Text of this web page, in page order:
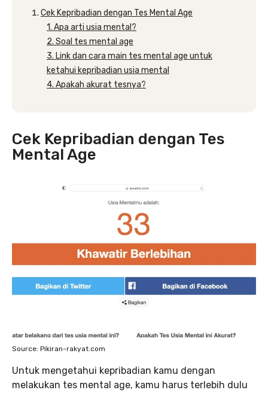
Cek Kepribadian dengan Tes Mental Age
1. Apa arti usia mental?
2. Soal tes mental age
3. Link dan cara main tes mental age untuk
ketahui kepribadian usia mental
4. Apakah akurat tesnya?
Cek Kepribadian dengan Tes
Mental Age
Source: Pikiran-rakyat.com
Untuk mengetahui kepribadian kamu dengan
melakukan tes mental age, kamu harus terlebih dulu